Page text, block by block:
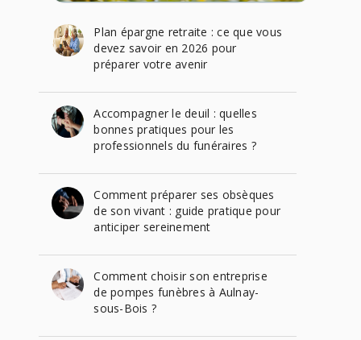
Plan épargne retraite : ce que vous
devez savoir en 2026 pour
préparer votre avenir
Accompagner le deuil : quelles
bonnes pratiques pour les
professionnels du funéraires ?
Comment préparer ses obsèques
de son vivant : guide pratique pour
anticiper sereinement
Comment choisir son entreprise
de pompes funèbres à Aulnay-
sous-Bois ?